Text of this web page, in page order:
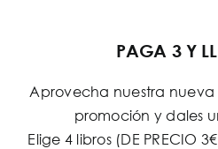
PAGA 3 Y
Aprovecha nuestra nueva
promoción y dales
Elige 4 libros (DE PRECIO